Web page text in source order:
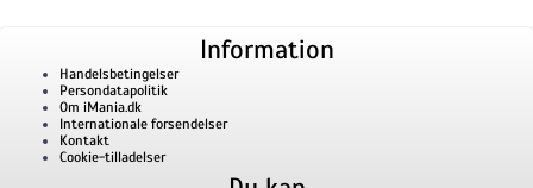
Information
Handelsbetingelser
Persondatapolitik
Om iMania.dk
Internationale forsendelser
Kontakt
Cookie-tilladelser